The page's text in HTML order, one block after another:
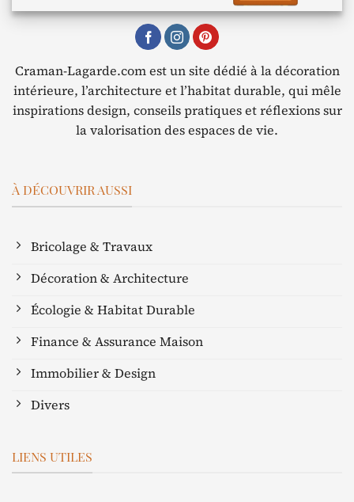
Craman-Lagarde.com est un site dédié à la décoration
intérieure, l’architecture et l’habitat durable, qui mêle
inspirations design, conseils pratiques et réflexions sur
la valorisation des espaces de vie.
À DÉCOUVRIR AUSSI
Bricolage & Travaux
Décoration & Architecture
Écologie & Habitat Durable
Finance & Assurance Maison
Immobilier & Design
Divers
LIENS UTILES